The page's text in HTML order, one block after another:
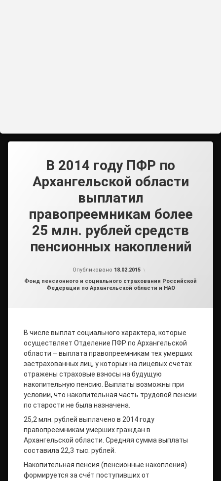
В 2014 году ПФР по
Архангельской области
выплатил
правопреемникам более
25 млн. рублей средств
пенсионных накоплений
Опубликовано 18.02.2015
Рубрики:
Фонд пенсионного и социального страхования Российской
Федерации по Архангельской области и НАО
В числе выплат социального характера, которые
осуществляет Отделение ПФР по Архангельской
области – выплата правопреемникам тех умерших
застрахованных лиц, у которых на лицевых счетах
отражены страховые взносы на будущую
накопительную пенсию. Выплаты возможны при
условии, что накопительная часть трудовой пенсии
по старости не была назначена.
25,2 млн. рублей выплачено в 2014 году
правопреемникам умерших граждан в
Архангельской области. Средняя сумма выплаты
составила 22,3 тыс. рублей.
Накопительная пенсия (пенсионные накопления)
формируется за счёт поступивших от